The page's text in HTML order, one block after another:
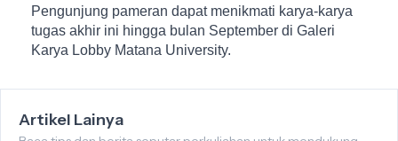
Pengunjung pameran dapat menikmati karya-karya
tugas akhir ini hingga bulan September di Galeri
Karya Lobby Matana University.
Artikel Lainya